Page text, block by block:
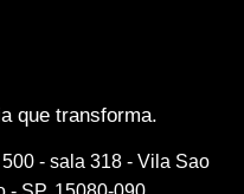
que transforma.
- sala 318 - Vila Sao